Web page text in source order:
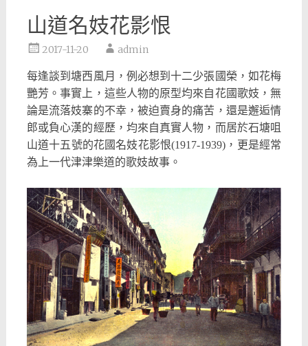
山道名妓花影恨
2017-11-20 admin
每逢談到塘西風月，例必想到十二少張國榮，如花梅
艷芳。事實上，這些人物的原型均來自花國歌妓，無
論是流落妓寨的不幸，被迫賣身的痛苦，還是邂逅情
郎或負心漢的經歷，均來自真實人物，而居於石塘咀
山道十五號的花國名妓花影恨(1917-1939)，更是經常
為上一代津津樂道的歌妓故事。